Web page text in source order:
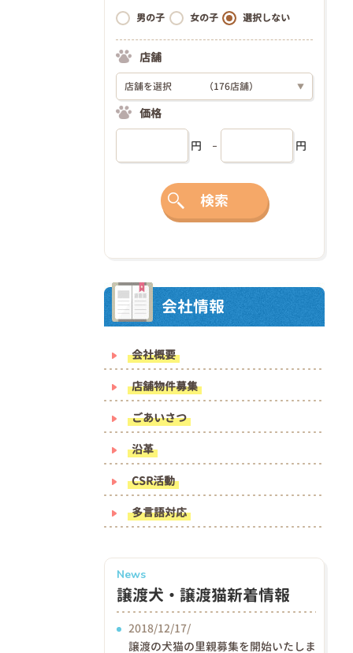
男の子 女の子 選択しない
店舗
店舗を選択 （176店舗） ▼
価格
円 円
検索
会社情報
会社概要
店舗物件募集
ごあいさつ
沿革
CSR活動
多言語対応
News
譲渡犬・譲渡猫新着情報
2018/12/17/
譲渡の犬猫の里親募集を開始いたしま